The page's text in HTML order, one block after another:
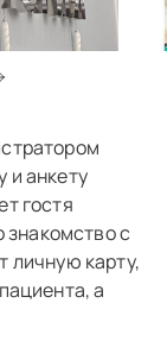
и анкету
гостя
знакомство с
личную карту,
а